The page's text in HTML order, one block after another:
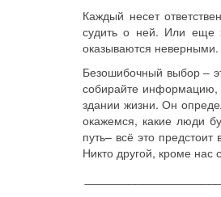
Каждый несет
судить о ней. Или еще
оказываются неверными.
Безошибочный выбор –
собирайте информацию,
здании жизни. Он
окажемся, какие люди
путь– всё это
Никто другой, кроме нас